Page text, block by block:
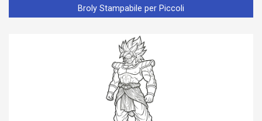
Broly Stampabile per Piccoli